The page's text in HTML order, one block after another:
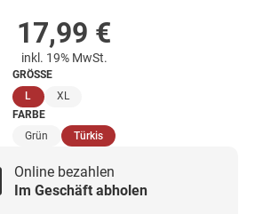
17,99 €
inkl. 19% MwSt.
GRÖSSE
L (ausgewählt)
XL
FARBE
Grün
Türkis(ausgewählt)
Online bezahlen
Im Geschäft abholen